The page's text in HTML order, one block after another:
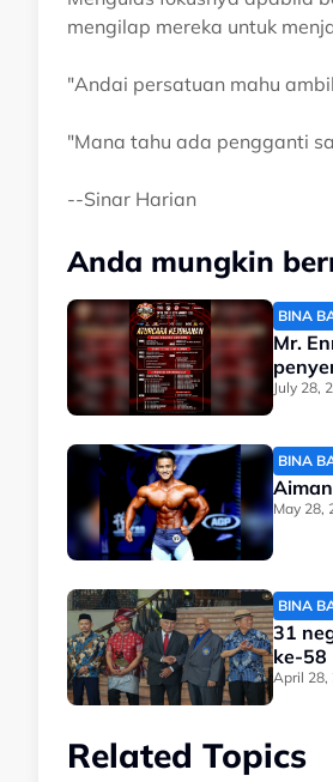
mengilap mereka untuk
"Andai persatuan mahu
"Mana tahu ada pengganti
--Sinar Harian
Anda mungkin
BINA
Mr.
July 28,
BINA
May 28,
BINA
31
ke-58
April 28,
Related Topics